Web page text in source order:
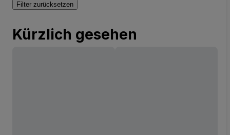
Filter zurücksetzen
Kürzlich gesehen